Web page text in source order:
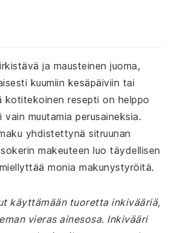
ja mausteinen juoma,
kuumiin kesäpäiviin tai
kotitekoinen resepti on helppo
muutamia perusaineksia.
yhdistettynä sitruunan
makeuteen luo täydellisen
monia makunystyröitä.
käyttämään tuoretta inkivääriä,
vieras ainesosa. Inkivääri